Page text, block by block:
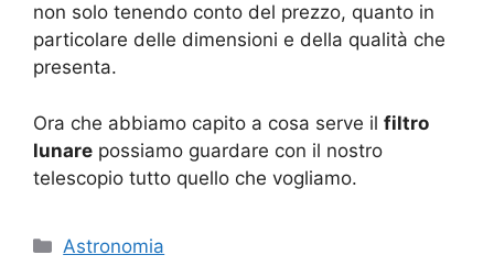
non solo tenendo conto del prezzo, quanto in
particolare delle dimensioni e della qualità che
presenta.
Ora che abbiamo capito a cosa serve il filtro
lunare possiamo guardare con il nostro
telescopio tutto quello che vogliamo.
Categorie
Astronomia